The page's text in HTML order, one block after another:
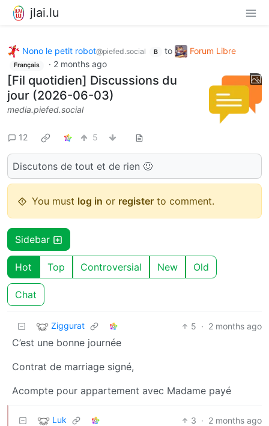
jlai.lu
Nono le petit robot@piefed.social B to Forum Libre
Français · 2 months ago
[Fil quotidien] Discussions du
jour (2026-06-03)
media.piefed.social
12 5
Discutons de tout et de rien 🙂
You must log in or register to comment.
Sidebar
Hot Top Controversial New Old
Chat
Ziggurat 5 · 2 months ago
C’est une bonne journée
Contrat de marriage signé,
Acompte pour appartement avec Madame payé
Luk 3 · 2 months ago